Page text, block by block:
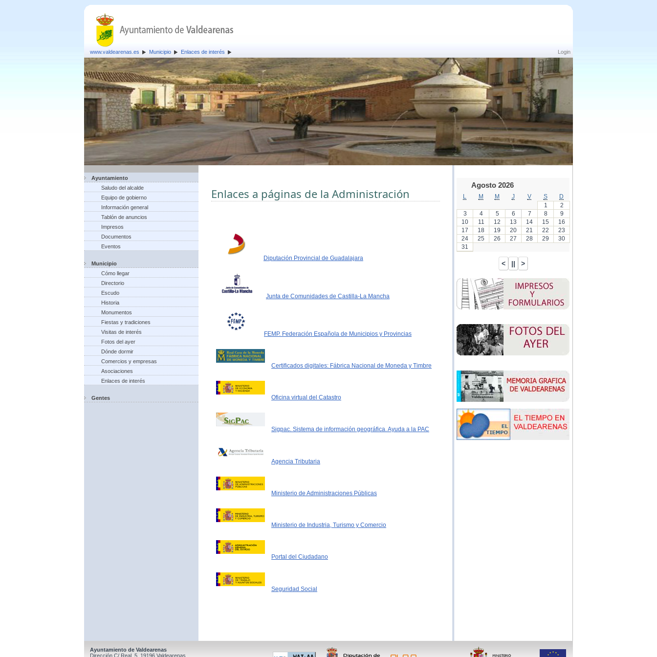
Login
www.valdearenas.es Municipio Enlaces de interés
Ayuntamiento
Saludo del alcalde
Equipo de gobierno
Información general
Tablón de anuncios
Impresos
Documentos
Eventos
Municipio
Cómo llegar
Directorio
Escudo
Historia
Monumentos
Fiestas y tradiciones
Visitas de interés
Fotos del ayer
Dónde dormir
Comercios y empresas
Asociaciones
Enlaces de interés
Gentes
Enlaces a páginas de la Administración
Diputación Provincial de Guadalajara
Junta de Comunidades de Castilla-La Mancha
FEMP. Federación Española de Municipios y Provincias
Certificados digitales: Fábrica Nacional de Moneda y Timbre
Oficina virtual del Catastro
Sigpac. Sistema de información geográfica. Ayuda a la PAC
Agencia Tributaria
Ministerio de Administraciones Públicas
Ministerio de Industria, Turismo y Comercio
Portal del Ciudadano
Seguridad Social
Agosto 2026
M M J V S
D
1
2
3
4 5 6 7 8
9
10
11 12 13 14 15
16
17
18 19 20 21 22
23
24
25 26 27 28 29
30
31
Ayuntamiento de Valdearenas
Dirección C/ Real, 5, 19196 Valdearenas